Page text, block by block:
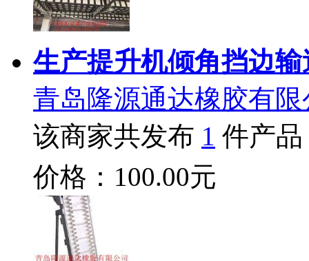
生产提升机倾角挡边输
青岛隆源通达橡胶有限
该商家共发布 1 件产品
价格：100.00元